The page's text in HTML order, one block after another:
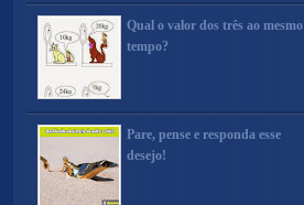
Qual o valor dos três ao mesmo
tempo?
Pare, pense e responda esse
desejo!